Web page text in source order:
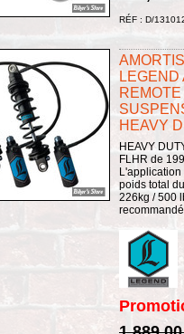
RÉF : D/
LEGEND
HEAVY
HEAVY
FLHR de
poids total
226kg / 500